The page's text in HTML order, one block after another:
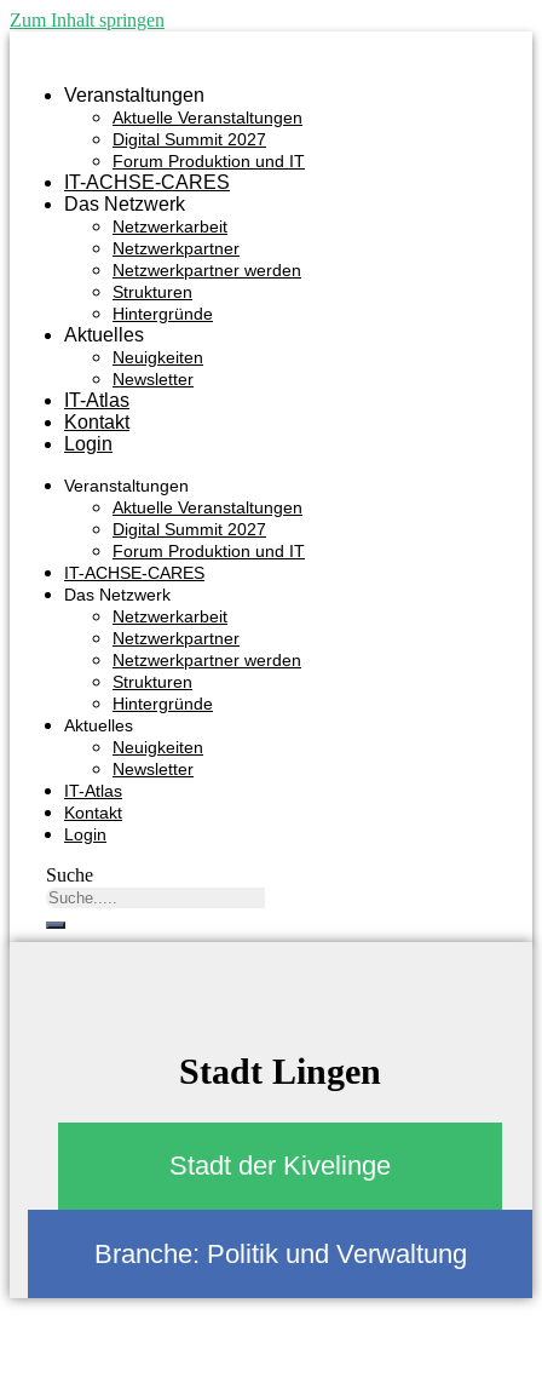
Zum Inhalt springen
Veranstaltungen
Aktuelle Veranstaltungen
Digital Summit 2027
Forum Produktion und IT
IT-ACHSE-CARES
Das Netzwerk
Netzwerkarbeit
Netzwerkpartner
Netzwerkpartner werden
Strukturen
Hintergründe
Aktuelles
Neuigkeiten
Newsletter
IT-Atlas
Kontakt
Login
Veranstaltungen
Aktuelle Veranstaltungen
Digital Summit 2027
Forum Produktion und IT
IT-ACHSE-CARES
Das Netzwerk
Netzwerkarbeit
Netzwerkpartner
Netzwerkpartner werden
Strukturen
Hintergründe
Aktuelles
Neuigkeiten
Newsletter
IT-Atlas
Kontakt
Login
Suche
Stadt Lingen
Stadt der Kivelinge
Branche: Politik und Verwaltung